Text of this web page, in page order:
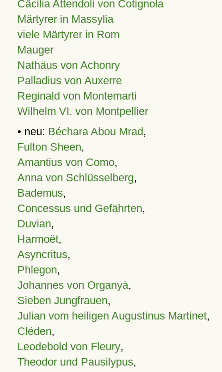
Cäcilia Attendoli von Cotignola
Märtyrer in Massylia
viele Märtyrer in Rom
Mauger
Nathäus von Achonry
Palladius von Auxerre
Reginald von Montemarti
Wilhelm VI. von Montpellier
• neu: Béchara Abou Mrad,
Fulton Sheen,
Amantius von Como,
Anna von Schlüsselberg,
Bademus,
Concessus und Gefährten,
Duvian,
Harmoët,
Asyncritus,
Phlegon,
Johannes von Organyà,
Sieben Jungfrauen,
Julian vom heiligen Augustinus Martinet,
Cléden,
Leodebold von Fleury,
Theodor und Pausilypus,